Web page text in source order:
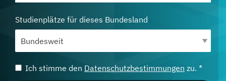
Studienplätze für dieses Bundesland
Ich stimme den Datenschutzbestimmungen zu. *